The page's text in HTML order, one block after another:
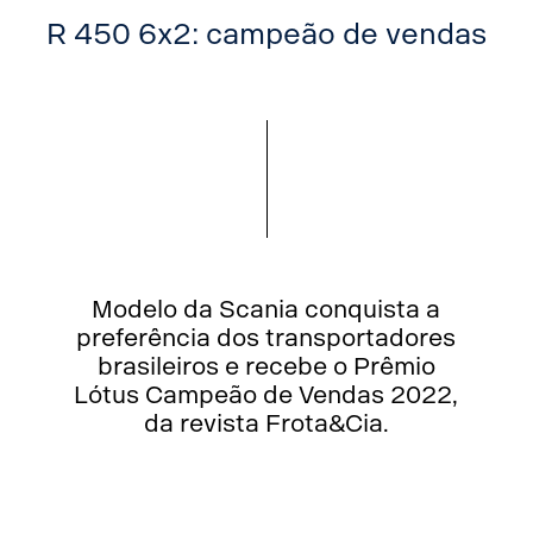
R 450 6x2: campeão de vendas
Modelo da Scania conquista a
preferência dos transportadores
brasileiros e recebe o Prêmio
Lótus Campeão de Vendas 2022,
da revista Frota&Cia.